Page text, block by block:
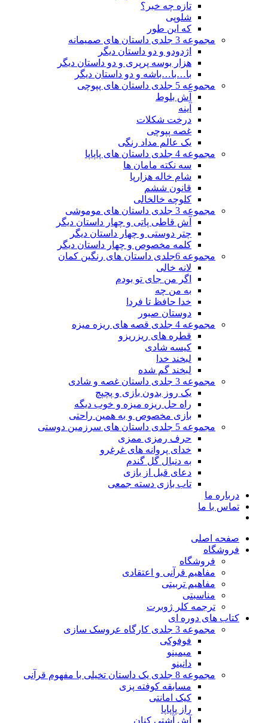
تازه چه خبر؟
شلوپی
که این طور
مجموعه 3 جلدی داستان های صمیمانه
اژدودو و دو داستان دیگر
هزار بوسه پرپری و دو داستان دیگر
با…با…باشه و دو داستان دیگر
مجموعه 5 جلدی داستان های پپوچی
آش بلوط
آینه
درخت شکلات
غصه پپوچی
یک عالم مداد رنگی
مجموعه 4 جلدی داستان های پاپاپا
سه نکته مامان ها
شام خاله هزارپا
قانون ششم
کلوچه خالخالی
مجموعه 3 جلدی داستان های موموشی
آش قاطی پاتی و چهار داستان دیگر
چتر دوستی و چهار داستان دیگر
کلمه مخصوص و چهار داستان دیگر
مجموعه 6جلدی داستان های رنگین کمان
لانه خالی
اگر من جای تو بودم
به من چه
خدا حافظ تا فردا
دوستان صبور
مجموعه 4 جلدی قصه های ریزه میزه
قطره های ریزریزو
کیسه شادی
لبخند خدا
لبخند گم شده
مجموعه 3 جلدی داستان غصه و شادی
یک روز بدون بازی و پچپچ
راه حل ریزه میزه و خوب دیگه
بازی مخصوص و به همین راحتی
مجموعه 5 جلدی داستان های سرزمین دوستی
حرف رمزی ممزی
خدای پروانه های غرغرو
به دنبال گل گندم
دعای قبل از بازی
تاب بازی دسته جمعی
درباره ما
تماس با ما
صفحه اصلی
فروشگاه
فروشگاه
مفاهیم قرآنی و اعتقادی
مفاهیم تربیتی
مناسبتی
ترجمه کلر ژوبرت
کتاب های دوره ای
مجموعه 3 جلدی کارگاه عروسک سازی
فوفوکی
میمینو
دانینو
مجموعه 8 جلدی یک داستان تخیلی با مفهوم قرآنی
مسابقه کوفته پزی
کیک امانتی
راز پاپاپا
آش آشتی کنان